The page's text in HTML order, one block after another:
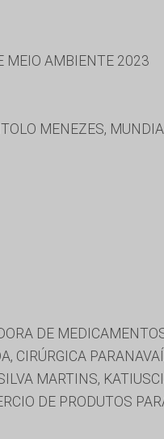
MEIO AMBIENTE 2023
MENEZES,
DE
CIRÚRGICA
MARTINS,
DE PRODUTOS